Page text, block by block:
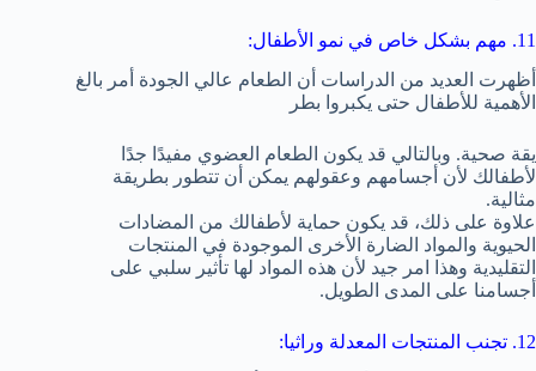
11. مهم بشكل خاص في نمو الأطفال:
أظهرت العديد من الدراسات أن الطعام عالي الجودة أمر بالغ
الأهمية للأطفال حتى يكبروا بطر
يقة صحية. وبالتالي قد يكون الطعام العضوي مفيدًا جدًا
لأطفالك لأن أجسامهم وعقولهم يمكن أن تتطور بطريقة
مثالية.
علاوة على ذلك، قد يكون حماية لأطفالك من المضادات
الحيوية والمواد الضارة الأخرى الموجودة في المنتجات
التقليدية وهذا امر جيد لأن هذه المواد لها تأثير سلبي على
أجسامنا على المدى الطويل.
12. تجنب المنتجات المعدلة وراثيا: